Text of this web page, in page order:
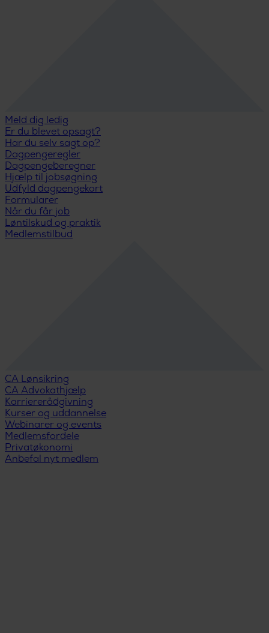
Meld dig ledig
Er du blevet opsagt?
Har du selv sagt op?
Dagpengeregler
Dagpengeberegner
Hjælp til jobsøgning
Udfyld dagpengekort
Formularer
Når du får job
Løntilskud og praktik
Medlemstilbud
CA Lønsikring
CA Advokathjælp
Karriererådgivning
Kurser og uddannelse
Webinarer og events
Medlemsfordele
Privatøkonomi
Anbefal nyt medlem